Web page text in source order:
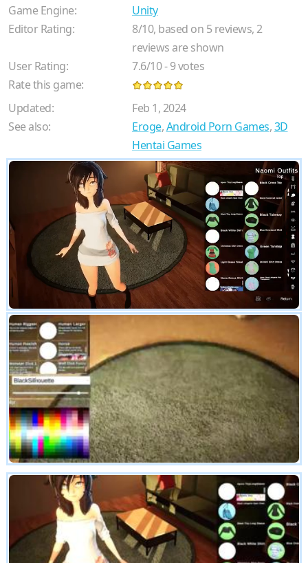
Game Engine:
Unity
Editor Rating:
8/10, based on 5 reviews,2
reviews are shown
User Rating:
7.6/10-9votes
Rate this game:
Updated:
Feb 1, 2024
See also:
Eroge,Android Porn Games,3D
Hentai Games